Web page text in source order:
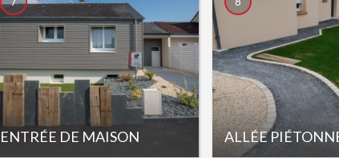
ENTRÉE DE MAISON ALLÉE